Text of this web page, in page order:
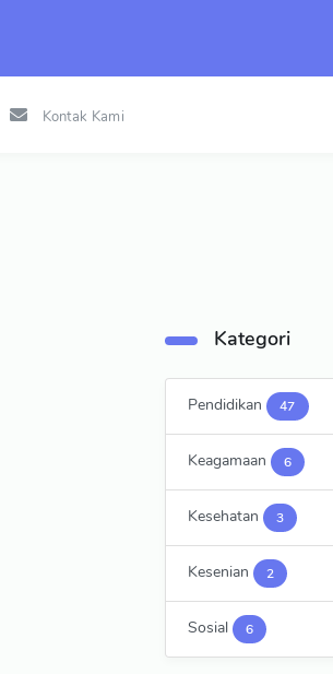
Kontak Kami
Kategori
Pendidikan 47
Keagamaan 6
Kesehatan 3
Kesenian 2
Sosial 6